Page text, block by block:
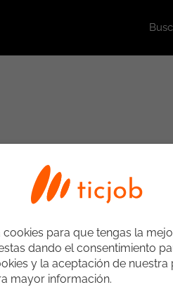
cookies para que tengas la
dando el consentimiento
y la aceptación de nuestra
mayor información.